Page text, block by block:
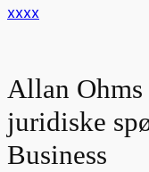
xxxx
Allan Ohms
juridiske
Business